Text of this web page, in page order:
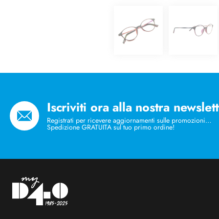
Iscriviti ora alla nostra
Registrati per ricevere aggiornamenti sulle promozioni…
Spedizione GRATUITA sul tuo primo ordine!